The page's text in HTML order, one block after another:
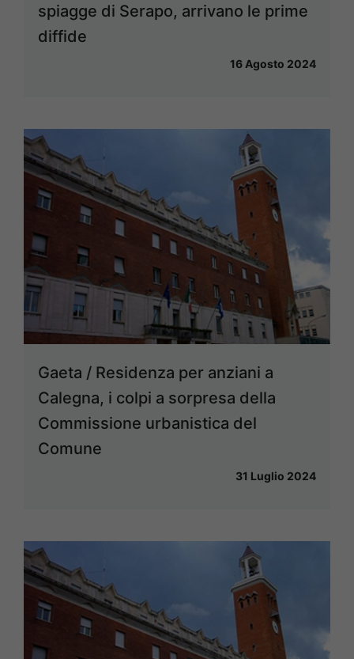
spiagge di Serapo, arrivano le prime
diffide
16 Agosto 2024
Gaeta / Residenza per anziani a
Calegna, i colpi a sorpresa della
Commissione urbanistica del
Comune
31 Luglio 2024